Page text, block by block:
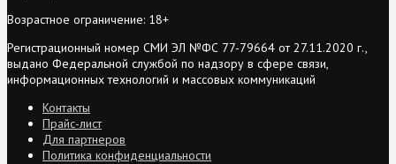
Возрастное ограничение: 18+
Регистрационный номер СМИ ЭЛ №ФС 77-79664 от 27.11.2020 г.,
выдано Федеральной службой по надзору в сфере связи,
информационных технологий и массовых коммуникаций
Контакты
Прайс-лист
Для партнеров
Политика конфиденциальности